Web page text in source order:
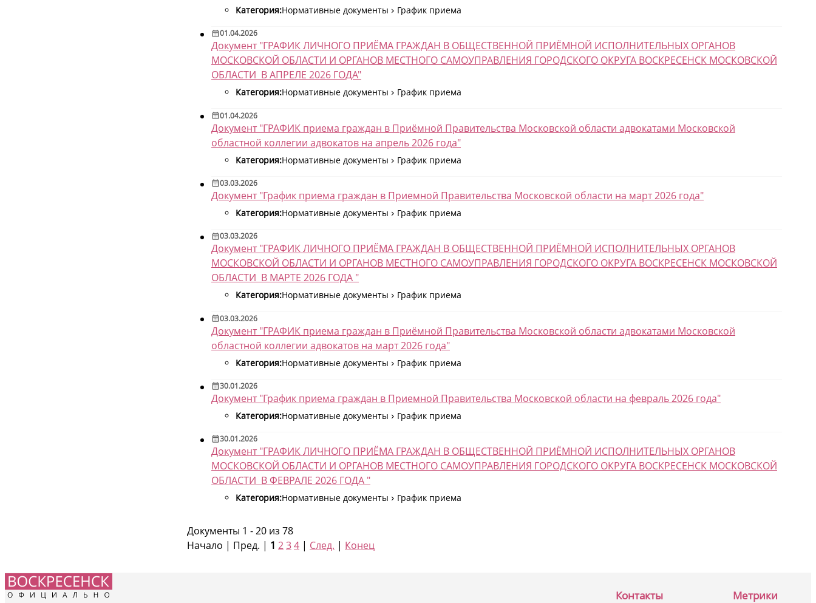
Категория:Нормативные документы График приема
01.04.2026
Документ "ГРАФИК ЛИЧНОГО ПРИЁМА ГРАЖДАН В ОБЩЕСТВЕННОЙ ПРИЁМНОЙ ИСПОЛНИТЕЛЬНЫХ ОРГАНОВ
МОСКОВСКОЙ ОБЛАСТИ И ОРГАНОВ МЕСТНОГО САМОУПРАВЛЕНИЯ ГОРОДСКОГО ОКРУГА ВОСКРЕСЕНСК МОСКОВСКОЙ
ОБЛАСТИ В АПРЕЛЕ 2026 ГОДА"
Категория:Нормативные документы График приема
01.04.2026
Документ "ГРАФИК приема граждан в Приёмной Правительства Московской области адвокатами Московской
областной коллегии адвокатов на апрель 2026 года"
Категория:Нормативные документы График приема
03.03.2026
Документ "График приема граждан в Приемной Правительства Московской области на март 2026 года"
Категория:Нормативные документы График приема
03.03.2026
Документ "ГРАФИК ЛИЧНОГО ПРИЁМА ГРАЖДАН В ОБЩЕСТВЕННОЙ ПРИЁМНОЙ ИСПОЛНИТЕЛЬНЫХ ОРГАНОВ
МОСКОВСКОЙ ОБЛАСТИ И ОРГАНОВ МЕСТНОГО САМОУПРАВЛЕНИЯ ГОРОДСКОГО ОКРУГА ВОСКРЕСЕНСК МОСКОВСКОЙ
ОБЛАСТИ В МАРТЕ 2026 ГОДА "
Категория:Нормативные документы График приема
03.03.2026
Документ "ГРАФИК приема граждан в Приёмной Правительства Московской области адвокатами Московской
областной коллегии адвокатов на март 2026 года"
Категория:Нормативные документы График приема
30.01.2026
Документ "График приема граждан в Приемной Правительства Московской области на февраль 2026 года"
Категория:Нормативные документы График приема
30.01.2026
Документ "ГРАФИК ЛИЧНОГО ПРИЁМА ГРАЖДАН В ОБЩЕСТВЕННОЙ ПРИЁМНОЙ ИСПОЛНИТЕЛЬНЫХ ОРГАНОВ
МОСКОВСКОЙ ОБЛАСТИ И ОРГАНОВ МЕСТНОГО САМОУПРАВЛЕНИЯ ГОРОДСКОГО ОКРУГА ВОСКРЕСЕНСК МОСКОВСКОЙ
ОБЛАСТИ В ФЕВРАЛЕ 2026 ГОДА "
Категория:Нормативные документы График приема
Документы 1 - 20 из 78
Начало | Пред. | 1 234 | След. | Конец
Контакты Метрики